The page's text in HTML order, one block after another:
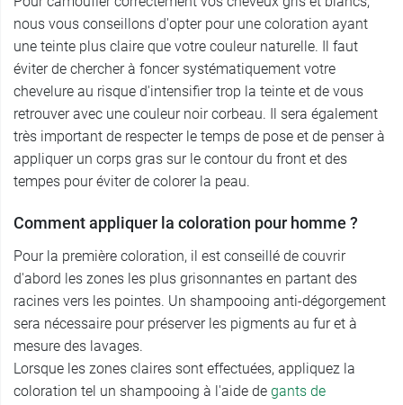
nous vous conseillons d'opter pour une coloration ayant
une teinte plus claire que votre couleur naturelle. Il faut
éviter de chercher à foncer systématiquement votre
chevelure au risque d'intensifier trop la teinte et de vous
retrouver avec une couleur noir corbeau. Il sera également
très important de respecter le temps de pose et de penser à
appliquer un corps gras sur le contour du front et des
tempes pour éviter de colorer la peau.
Comment appliquer la coloration pour homme ?
Pour la première coloration, il est conseillé de couvrir
d'abord les zones les plus grisonnantes en partant des
racines vers les pointes. Un shampooing anti-dégorgement
sera nécessaire pour préserver les pigments au fur et à
mesure des lavages.
Lorsque les zones claires sont effectuées, appliquez la
coloration tel un shampooing à l'aide de gants de